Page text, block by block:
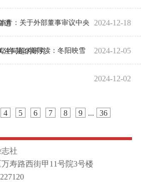
进 2024-12-18
青：关于外部董事审议中央
注问题的研究 2024-12-05
年第23期导读：冬阳映雪
2024-12-02
4 5 6 7 8 9 ... 36
社
寿路西街甲11号院3号楼